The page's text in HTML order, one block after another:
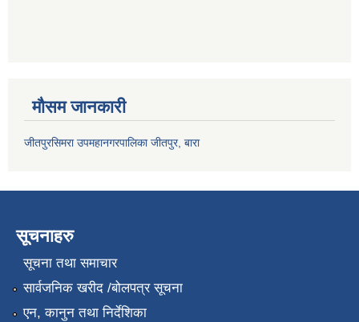
मौसम जानकारी
जीतपुरसिमरा उपमहानगरपालिका जीतपुर, बारा
सूचनाहरु
सूचना तथा समाचार
सार्वजनिक खरीद /बोलपत्र सूचना
एन, कानुन तथा निर्देशिका